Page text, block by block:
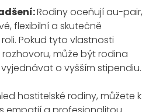
Rodiny oceňují au-pair,
flexibilní a skutečně
Pokud tyto vlastnosti
může být rodina
o vyšším stipendiu.
hostitelské rodiny, můžete k